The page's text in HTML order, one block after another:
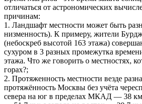
отличаться от астрономических
причинам:
1. Ландшафт местности может быть
низменность). К примеру, жители
(небоскреб высотой 163 этажа)
сухуром в 3 разных промежутка
этажа. Что же говорить о местностях,
горах?;
2. Протяженность местности везде
протяжённость Москвы без учёта
севера на юг в пределах МКАД — 38